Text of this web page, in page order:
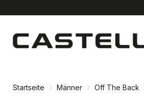
Inhalt
springen
Navigation
springen
Startseite Männer Off The Back